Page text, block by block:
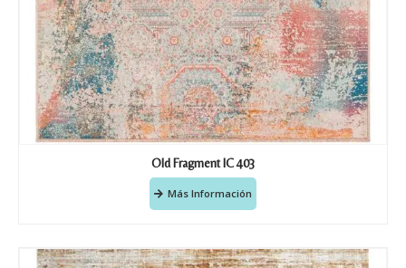
Old Fragment IC 403
Más Información